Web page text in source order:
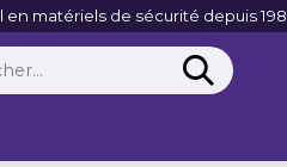
matériels de sécurité depuis